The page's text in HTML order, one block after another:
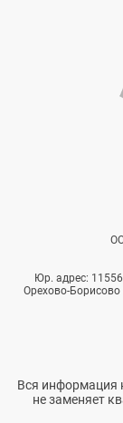
Юр. адрес:
Орехово-
Вся информация
не заменяет